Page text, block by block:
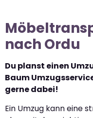
nach Ordu
Du planst einen
Baum
gerne dabei!
Ein Umzug kann eine